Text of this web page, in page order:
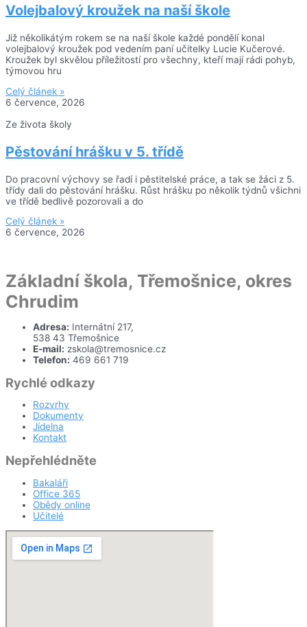
Volejbalový kroužek na naší škole
Již několikátým rokem se na naší škole každé pondělí konal
volejbalový kroužek pod vedením paní učitelky Lucie Kučerové.
Kroužek byl skvělou příležitostí pro všechny, kteří mají rádi pohyb,
týmovou hru
Celý článek »
6 července, 2026
Ze života školy
Pěstování hrášku v 5. třídě
Do pracovní výchovy se řadí i pěstitelské práce, a tak se žáci z 5.
třídy dali do pěstování hrášku. Růst hrášku po několik týdnů všichni
ve třídě bedlivě pozorovali a do
Celý článek »
6 července, 2026
Základní škola, Třemošnice, okres
Chrudim
Adresa: Internátní 217,
538 43 Třemošnice
E-mail: zskola@tremosnice.cz
Telefon: 469 661 719
Rychlé odkazy
Rozvrhy
Dokumenty
Jídelna
Kontakt
Nepřehlédněte
Bakaláři
Office 365
Obědy online
Učitelé